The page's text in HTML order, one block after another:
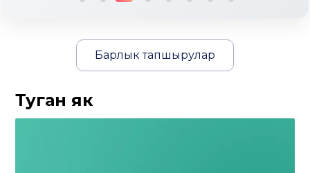
Барлык тапшырулар
Туган як